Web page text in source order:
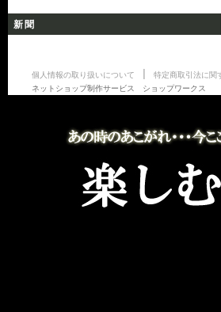
新聞
個人情報の取り扱いについて
特定商取引法に関
ネットショップ制作サービス ショップワークス